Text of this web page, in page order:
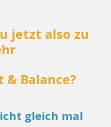
jetzt also zu
Balance?
gleich mal